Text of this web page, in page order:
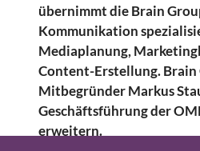
übernimmt die Brain
Kommunikation
Mediaplanung,
Content-Erstellung. Brain
Mitbegründer Markus
Geschäftsführung der
erweitern.